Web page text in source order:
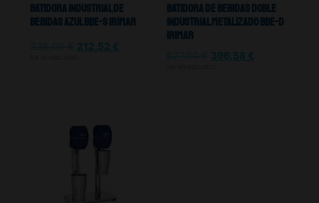
Batidora Industrial De
Bebidas Azul BBE-S Irimar
212,52 €
Batidora De Bebidas Doble
Industrial Metalizado BBE-D
Irimar
396,58 €